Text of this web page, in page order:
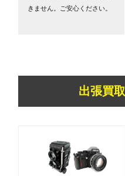
きません。ご安心ください。
出張買取